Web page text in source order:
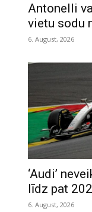
Antonelli
vietu sodu
6. August, 2026
‘Audi’
līdz pat
6. August, 2026